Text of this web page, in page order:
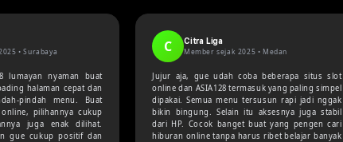
•Surabaya
lumayan nyaman buat
halaman cepat dan
pindah menu. Buat
pilihannya cukup
juga enak dilihat.
gue cukup positif dan
C Citra Liga
Member sejak 2025 • Medan
Jujur aja, gue udah coba beberapa situs slot
online dan ASIA128 termasuk yang paling simpel
dipakai. Semua menu tersusun rapi jadi nggak
bikin bingung. Selain itu aksesnya juga stabil
dari HP. Cocok banget buat yang pengen cari
hiburan online tanpa harus ribet belajar banyak